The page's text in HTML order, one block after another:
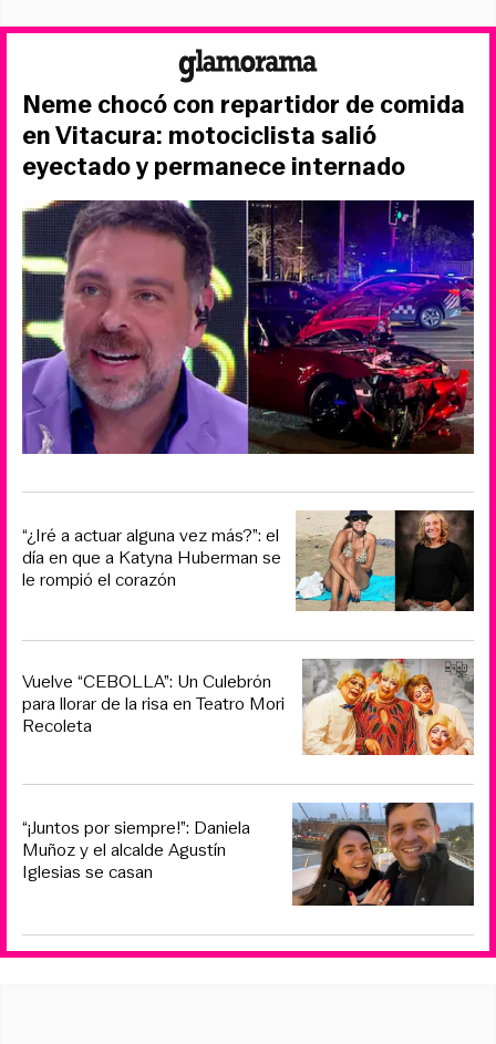
Neme chocó con repartidor de comida
en Vitacura: motociclista salió
eyectado y permanece internado
“¿Iré a actuar alguna vez más?”: el
día en que a Katyna Huberman se
le rompió el corazón
Vuelve “CEBOLLA”: Un Culebrón
para llorar de la risa en Teatro Mori
Recoleta
“¡Juntos por siempre!”: Daniela
Muñoz y el alcalde Agustín
Iglesias se casan